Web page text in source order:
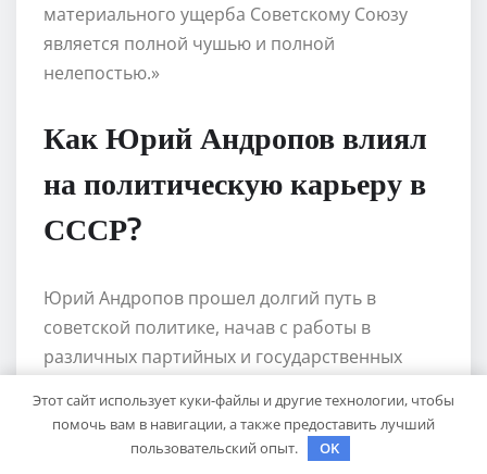
материального ущерба Советскому Союзу
является полной чушью и полной
нелепостью.»
Как Юрий Андропов влиял
на политическую карьеру в
СССР?
Юрий Андропов прошел долгий путь в
советской политике, начав с работы в
различных партийных и государственных
как талантливый организатор и аналитик, что
привело его к посту главы КГБ. В этой
Этот сайт использует куки-файлы и другие технологии, чтобы
помочь вам в навигации, а также предоставить лучший
пользовательский опыт.
OK